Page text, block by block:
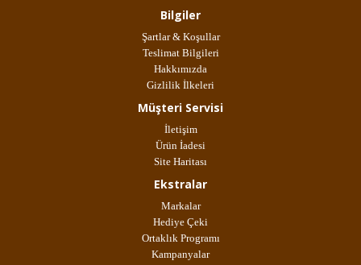
Bilgiler
Şartlar & Koşullar
Teslimat Bilgileri
Hakkımızda
Gizlilik İlkeleri
Müşteri Servisi
İletişim
Ürün İadesi
Site Haritası
Ekstralar
Markalar
Hediye Çeki
Ortaklık Programı
Kampanyalar